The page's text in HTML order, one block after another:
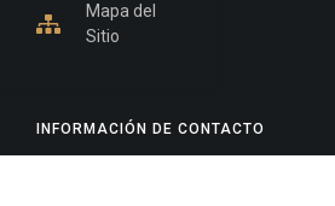
INFORMACIÓN DE CONTACTO
Mapa del
Sitio